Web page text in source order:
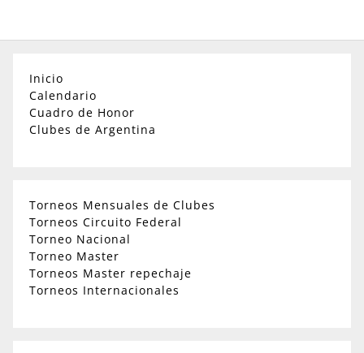
Inicio
Calendario
Cuadro de Honor
Clubes de Argentina
Torneos Mensuales de Clubes
Torneos Circuito Federal
Torneo Nacional
Torneo Master
Torneos Master repechaje
Torneos Internacionales